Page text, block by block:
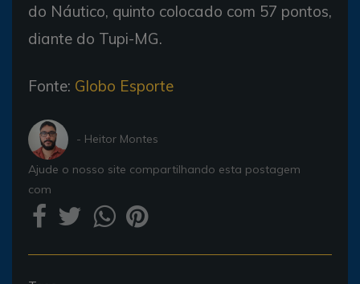
do Náutico, quinto colocado com 57 pontos,
diante do Tupi-MG.
Fonte: Globo Esporte
- Heitor Montes
Ajude o nosso site compartilhando esta postagem
com